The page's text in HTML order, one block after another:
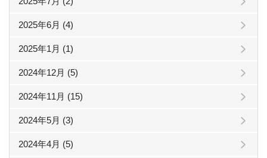
2025年6月 (4)
2025年1月 (1)
2024年12月 (5)
2024年11月 (15)
2024年5月 (3)
2024年4月 (5)